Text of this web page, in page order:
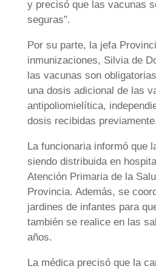
y precisó que las vacunas
seguras”.
Por su parte, la jefa
inmunizaciones, Silvia de
las vacunas son
una dosis adicional de las
antipoliomielítica,
dosis recibidas
La funcionaria informó que
siendo distribuida en
Atención Primaria de la
Provincia. Además, se
jardines de infantes para
también se realice en las
años.
La médica precisó que la